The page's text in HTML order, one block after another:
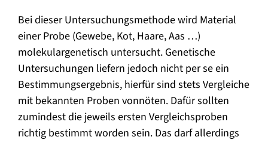
Bei dieser Untersuchungsmethode wird Material
einer Probe (Gewebe, Kot, Haare, Aas …)
molekulargenetisch untersucht. Genetische
Untersuchungen liefern jedoch nicht per se ein
Bestimmungsergebnis, hierfür sind stets Vergleiche
mit bekannten Proben vonnöten. Dafür sollten
zumindest die jeweils ersten Vergleichsproben
richtig bestimmt worden sein. Das darf allerdings